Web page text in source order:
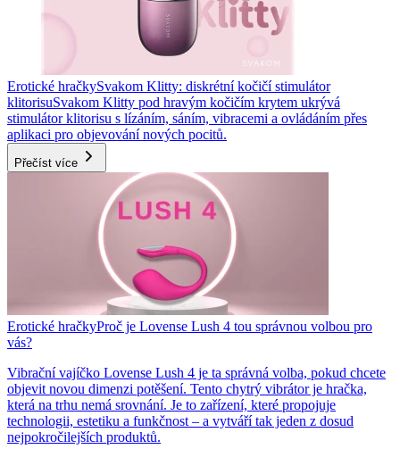
Erotické hračkySvakom Klitty: diskrétní kočičí stimulátor
klitorisuSvakom Klitty pod hravým kočičím krytem ukrývá
stimulátor klitorisu s lízáním, sáním, vibracemi a ovládáním přes
aplikaci pro objevování nových pocitů.
Přečíst více
Erotické hračkyProč je Lovense Lush 4 tou správnou volbou pro
vás?
Vibrační vajíčko Lovense Lush 4 je ta správná volba, pokud chcete
objevit novou dimenzi potěšení. Tento chytrý vibrátor je hračka,
která na trhu nemá srovnání. Je to zařízení, které propojuje
technologii, estetiku a funkčnost – a vytváří tak jeden z dosud
nejpokročilejších produktů.